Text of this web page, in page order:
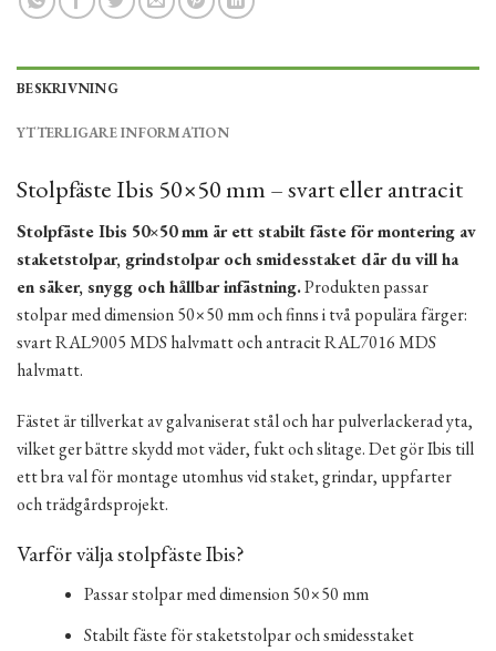
BESKRIVNING
YTTERLIGARE INFORMATION
Stolpfäste Ibis 50×50 mm – svart eller antracit
Stolpfäste Ibis 50×50 mm är ett stabilt fäste för montering av
staketstolpar, grindstolpar och smidesstaket där du vill ha
en säker, snygg och hållbar infästning.Produkten passar
stolpar med dimension 50×50 mm och finns i två populära färger:
svart RAL9005 MDS halvmatt och antracit RAL7016 MDS
halvmatt.
Fästet är tillverkat av galvaniserat stål och har pulverlackerad yta,
vilket ger bättre skydd mot väder, fukt och slitage. Det gör Ibis till
ett bra val för montage utomhus vid staket, grindar, uppfarter
och trädgårdsprojekt.
Varför välja stolpfäste Ibis?
Passar stolpar med dimension 50×50 mm
Stabilt fäste för staketstolpar och smidesstaket